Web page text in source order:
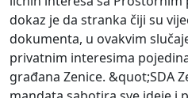
dokaz je da stranka čiji su
dokumenta, u ovakvim
privatnim interesima
građana Zenice. &quot;SDA